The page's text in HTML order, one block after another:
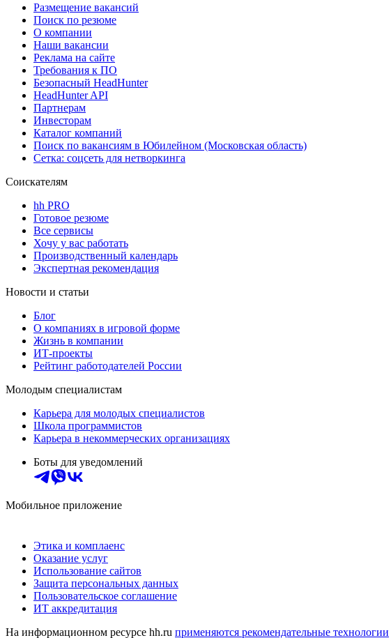
Размещение вакансий
Поиск по резюме
О компании
Наши вакансии
Реклама на сайте
Требования к ПО
Безопасный HeadHunter
HeadHunter API
Партнерам
Инвесторам
Каталог компаний
Поиск по вакансиям в Юбилейном (Московская область)
Сетка: соцсеть для нетворкинга
Соискателям
hh PRO
Готовое резюме
Все сервисы
Хочу у вас работать
Производственный календарь
Экспертная рекомендация
Новости и статьи
Блог
О компаниях в игровой форме
Жизнь в компании
ИТ-проекты
Рейтинг работодателей России
Молодым специалистам
Карьера для молодых специалистов
Школа программистов
Карьера в некоммерческих организациях
Боты для уведомлений
Мобильное приложение
Этика и комплаенс
Оказание услуг
Использование сайтов
Защита персональных данных
Пользовательское соглашение
ИТ аккредитация
На информационном ресурсе hh.ru применяются рекомендательные технологии